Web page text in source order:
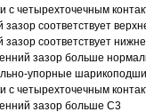
с четырехточечным
соответствует
зазор соответствует
зазор больше
упорные
с четырехточечным
зазор больше C3